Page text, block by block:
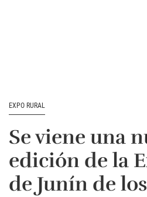
EXPO RURAL
Se viene una
edición de la
de Junín de